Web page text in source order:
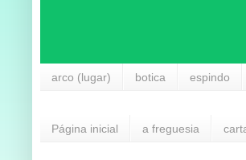
arco (lugar) botica espindo
Página inicial a freguesia